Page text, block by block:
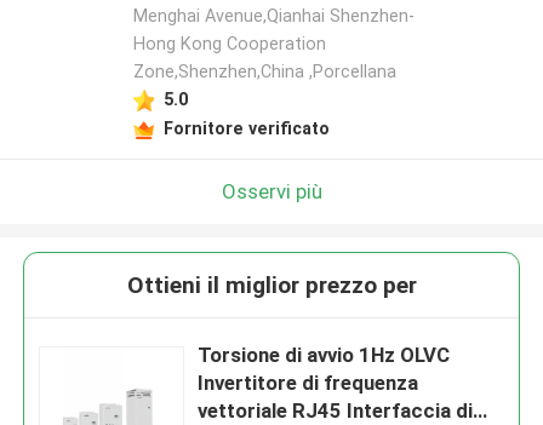
Menghai Avenue,Qianhai Shenzhen-
Hong Kong Cooperation
Zone,Shenzhen,China ,Porcellana
5.0
Fornitore verificato
Osservi più
Ottieni il miglior prezzo per
Torsione di avvio 1Hz OLVC
Invertitore di frequenza
vettoriale RJ45 Interfaccia di